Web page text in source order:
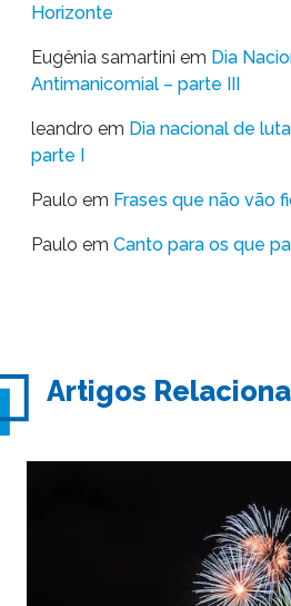
Horizonte
Eugênia samartini em Dia
Antimanicomial – parte III
leandro em Dia nacional de
parte I
Paulo em Frases que não vão
Paulo em Canto para os que
Artigos